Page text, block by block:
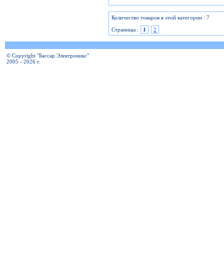
Количество товаров в этой категории : 7
Страницы :
1 2
© Copyright "Бассар Электроникс"
2005 - 2026 г.